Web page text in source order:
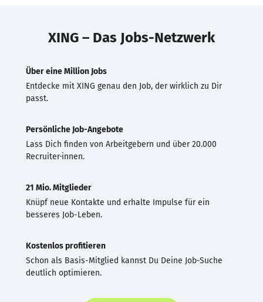
XING – Das Jobs-Netzwerk
Über eine Million Jobs
Entdecke mit XING genau den Job, der wirklich zu Dir
passt.
Persönliche Job-Angebote
Lass Dich finden von Arbeitgebern und über 20.000
Recruiter·innen.
21 Mio. Mitglieder
Knüpf neue Kontakte und erhalte Impulse für ein
besseres Job-Leben.
Kostenlos profitieren
Schon als Basis-Mitglied kannst Du Deine Job-Suche
deutlich optimieren.